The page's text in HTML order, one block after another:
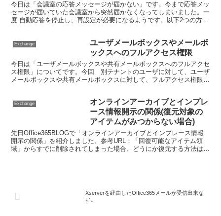
今日は「会議室の応答メッセージが届かない」です。今まで応答メッ
セージが届いていた会議室から突然届かなくなってしまいました。一
度 自動応答を停止し、再設定が必要になるようです。以下2つの方法
Exchange
ユーザメールボックスやメールボ
ックスへのフルアクセス権限
今日は「ユーザメールボックスや共有メールボックスへのフルアクセ
ス権限」についてです。今回 別テナントのユーザに対して、ユーザ
メールボックスや共有メールボックスに対して、フルアクセス権限を
Exchange
オンラインアーカイブとインプレ
ース情報開示の関係(復元対象の
アイテムがみつからない場合)
先日Office365BLOGで「オンラインアーカイブとインプレース情報
開示の関係」を紹介しました。参考URL：「回復可能なアイテム領
域」からすでに削除されてしまった場合、どうにか復元する方法はな
Xserverを経由したOffice365メールが受信出来な
い。